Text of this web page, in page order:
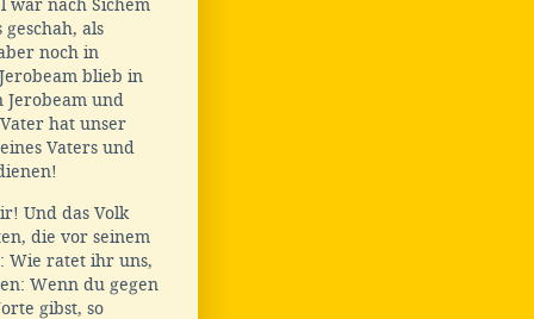
war nach Sichem
als
noch in
blieb in
und
hat unser
Vaters und
Und das Volk
die vor seinem
Wie ratet ihr uns,
Wenn du gegen
gibst, so